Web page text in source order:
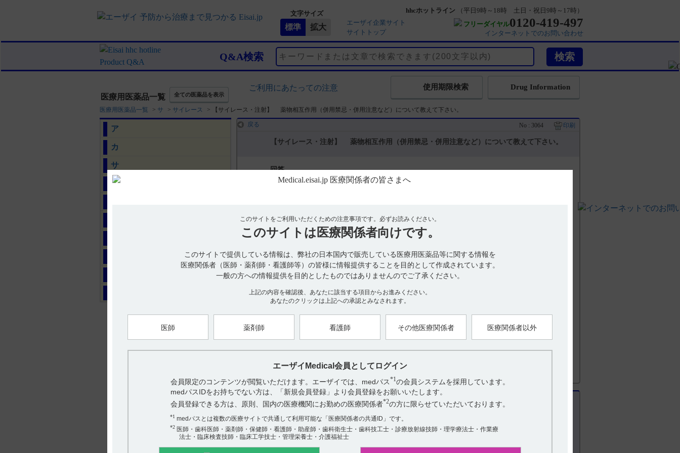
文字サイズ
エーザイ企業サイト
サイトトップ
hhcホットライン
（平日9時～18時 土日・祝日9時～17時）
フリーダイヤル0120-419-497
インターネットでのお問い合わせ
Q&A検索
医療用医薬品一覧 全ての医薬品を表示
ご利用にあたっての注意 Drug Information
使用期限検索
医療用医薬品一覧 > サ > サイレース > 【サイレース・注射】 薬物相互作用（併用禁忌・併用注意など）について教えて下さい。
ア
カ
サ
タ
このサイトをご利用いただくための注意事項です。 必ずお読みください。
このサイトは 医療関係者向けです。
このサイトで提供している情報は、弊社の日本国内で販売している医療用医薬品等に関する情報を
医療関係者（医師・薬剤師・看護師等）の皆様に情報提供することを目的として作成されています。
一般の方への情報提供を目的としたものではありませんのでご了承ください。
上記の内容を確認後、あなたに該当する項目からお進みください。
あなたのクリックは上記への承認とみなされます。
医師 薬剤師 看護師 その他医療関係者 医療関係者以外
エーザイMedical会員としてログイン
会員限定のコンテンツが閲覧いただけます。エーザイでは、medパス*1 の会員システムを採用しています。
medパスIDをお持ちでない方は、「新規会員登録」より会員登録をお願いいたします。
会員登録できる方は、原則、国内の医療機関にお勤めの医療関係者*2の方に限らせていただいております。
*1medパスとは複数の医療サイトで共通して利用可能な「医療関係者の共通ID」です。
*2医師・歯科医師・薬剤師・保健師・看護師・助産師・歯科衛生士・歯科技工士・診療放射線技師・理学療法士・作業療
法士・臨床検査技師・臨床工学技士・管理栄養士・介護福祉士
戻る No : 3064 印刷
【サイレース・注射】 薬物相互作用（併用禁忌・併用注意など）について教えて下さい。
回答
10. 相互作用（引用2）
10.2 併用注意（併用に注意すること）
【引用】
2）サイレース静注2mg電子添文 2023年4月改訂（第1版） 10. 相互作用
【更新年月】
2025年7月
アンケート:ご意見をお聞かせください
役に立った
役に立たなかった